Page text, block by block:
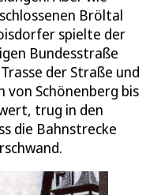
Bröltal
spielte der
Bundesstraße
der Straße und
von Schönenberg bis
trug in den
die Bahnstrecke